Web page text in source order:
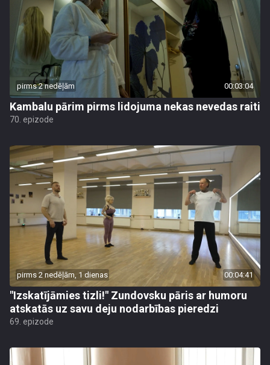
pirms 2 nedēļām 00:03:04
Kambalu pārim pirms lidojuma nekas nevedas raiti
70. epizode
pirms 2 nedēļām, 1 dienas 00:04:41
"Izskatījāmies tizli!" Zundovsku pāris ar humoru
atskatās uz savu deju nodarbības pieredzi
69. epizode